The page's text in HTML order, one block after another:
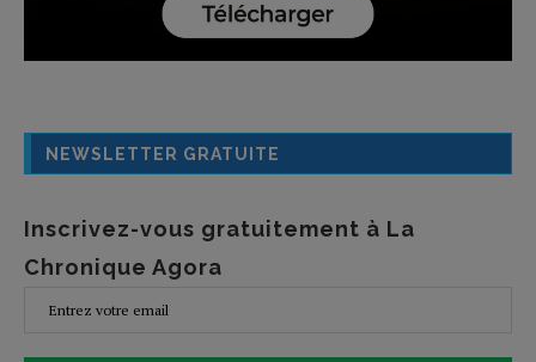
NEWSLETTER GRATUITE
Inscrivez-vous gratuitement à La
Chronique Agora